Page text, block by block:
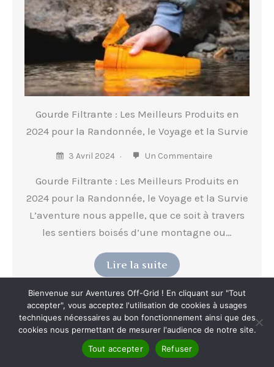
Gourde Filtrante : Les Meilleurs Produits en
2024 pour la Randonnée, le Voyage et la Survie
3 Avril 2024 Un Commentaire
Gourde Filtrante : Les Meilleurs Produits en
2024 pour la Randonnée, le Voyage et la Survie
L’aventure nous appelle, que ce soit à travers
les sentiers boisés d’une montagne ou…
Lire la suite
Bienvenue sur Aventures Off-Grid ! En cliquant sur "Tout
accepter", vous acceptez l'utilisation de cookies à usages
techniques nécessaires au bon fonctionnement ainsi que des
cookies nous permettant de mesurer l'audience de notre site.
Tout accepter
Refuser